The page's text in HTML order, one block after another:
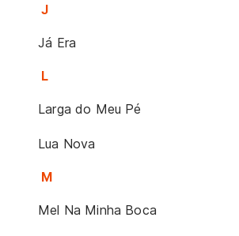
J
Já Era
L
Larga do Meu Pé
Lua Nova
M
Mel Na Minha Boca